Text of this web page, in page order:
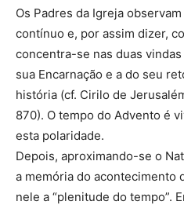
Os Padres da Igreja
contínuo e, por assim dizer,
concentra-se nas duas
sua Encarnação e a do seu
história (cf. Cirilo de
870). O tempo do Advento é
esta polaridade.
Depois, aproximando-se o
a memória do acontecimento
nele a “plenitude do tempo”.